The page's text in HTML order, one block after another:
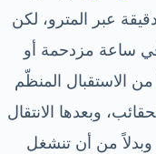
الوصول إلى وسط المدينة في نحو 20 دقيقة عبر المترو، لكن
ساعة مزدحمة أو
الاستقبال المنظّم
وبعدها الانتقال
وبدلاً من أن تنشغل